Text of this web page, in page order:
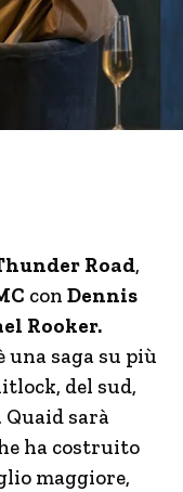
Road,
con Dennis
Rooker.
una saga su più
del sud,
Quaid sarà
ha costruito
maggiore,